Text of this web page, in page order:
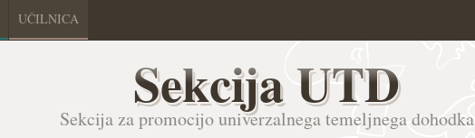
UČILNICA
Sekcija UTD
Sekcija za promocijo univerzalnega temeljnega dohodka